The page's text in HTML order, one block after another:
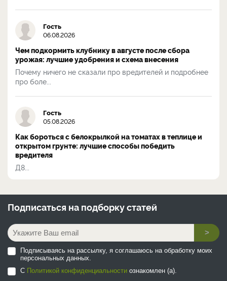
Гость
06.08.2026
Чем подкормить клубнику в августе после сбора
урожая: лучшие удобрения и схема внесения
Почему ничего не сказали про вредителей и подробнее
про боле...
Гость
05.08.2026
Как бороться с белокрылкой на томатах в теплице и
открытом грунте: лучшие способы победить
вредителя
Д8...
Подписаться на подборку статей
>
Подписываясь на рассылку, я соглашаюсь на обработку моих
персональных данных.
С Политикой конфиденциальности ознакомлен (а).